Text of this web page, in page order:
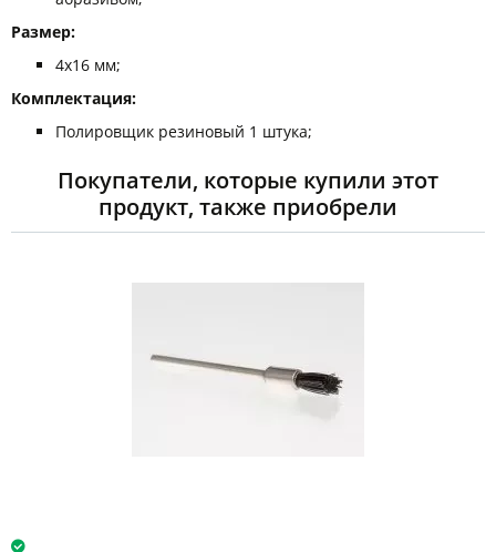
Размер:
4х16 мм;
Комплектация:
Полировщик резиновый 1 штука;
Покупатели, которые купили этот
продукт, также приобрели